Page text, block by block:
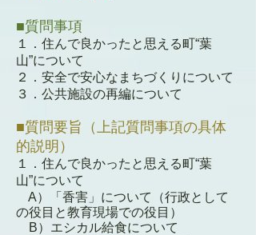
■質問事項
１． 住んで良かったと思える町“葉
山”について
２．安全で安心なまちづくりについて
３．公共施設の再編について
■質問要旨（上記質問事項の具体
的説明）
１． 住んで良かったと思える町“葉
山”について
A）「香害」について（行政として
の役目と教育現場での役目）
B）エシカル給食について